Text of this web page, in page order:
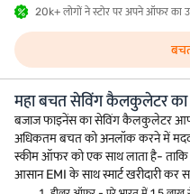
20k+ लोगों ने स्टोर पर अपने ऑफर का
महा बचत सेविंग कैलकुलेटर का
बजाज फाइनेंस का सेविंग कैलकुलेटर आपको
अधिकतम बचत को अनलॉक करने में मदद
स्कीम ऑफर को एक साथ लाता है-
आसान EMI के साथ स्मार्ट खरीदारी कर